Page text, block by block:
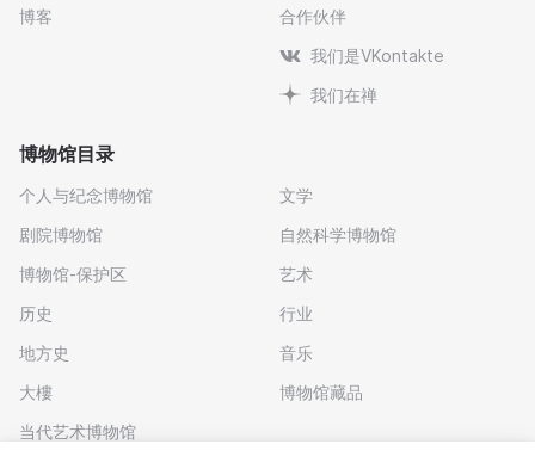
博客
合作伙伴
我们是VKontakte
我们在禅
博物馆目录
个人与纪念博物馆
剧院博物馆
博物馆-保护区
历史
地方史
大樓
当代艺术博物馆
文学
自然科学博物馆
艺术
行业
音乐
博物馆藏品